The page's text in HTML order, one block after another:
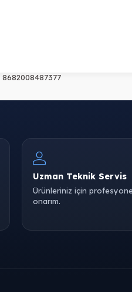
8682008487377
Uzman Teknik Servis
Ürünleriniz için
onarım.